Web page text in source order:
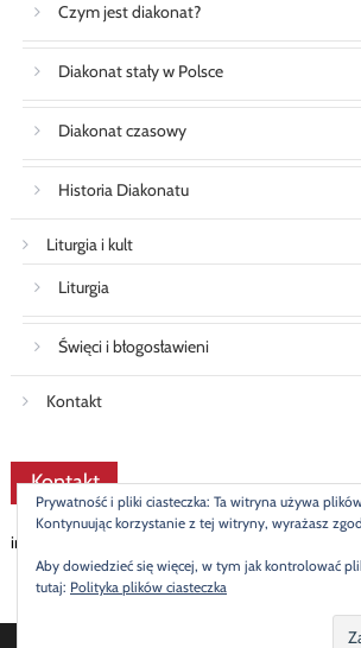
Czym jest diakonat?
Diakonat stały w Polsce
Diakonat czasowy
Historia Diakonatu
Liturgia i kult
Liturgia
Święci i błogosławieni
Kontakt
Kontakt
info@diakonat.pl
Prywatność i pliki ciasteczka: Ta witryna używa
Kontynuując korzystanie z tej witryny, wyrażasz
Aby dowiedzieć się więcej, w tym jak kontrolować
tutaj: Polityka plików ciasteczka